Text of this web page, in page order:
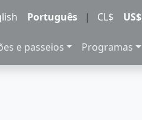
Português | CL$ US$
e passeios Programas